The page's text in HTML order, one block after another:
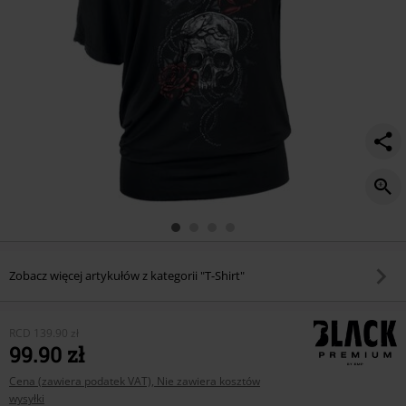
Zobacz więcej artykułów z kategorii "T-Shirt"
RCD 139.90 zł
99.90 zł
Cena (zawiera podatek VAT), Nie zawiera kosztów
wysyłki